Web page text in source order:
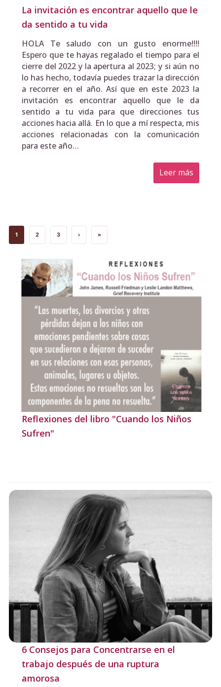
La invitación es encontrar aquello que le
da sentido a tu vida
HOLA Te saludo con un gusto enorme!!!!
Espero que te hayas regalado el tiempo para el
cierre del 2022 y la apertura al 2023; y si aún no
lo has hecho, todavía puedes trazar la dirección
a recorrer en el año. Así que en este 2023 la
invitación es encontrar aquello que le da
sentido a tu vida para que direcciones tus
acciones hacia allá. En lo que a mí respecta, mis
acciones relacionadas con la comunicación
para este año…
Leer más
1 2 3 › »
Reflexiones del libro "Cuando los Niños
Sufren"
6 Consejos para Concentrarse en el
trabajo después de una ruptura
amorosa